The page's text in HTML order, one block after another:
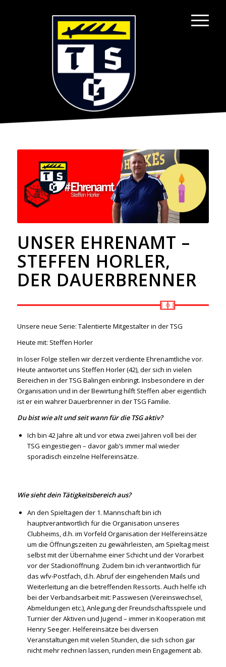
UNSER EHRENAMT –
STEFFEN HORLER,
DER DAUERBRENNER
Unsere neue Serie: Talentierte Mitgestalter in der TSG
Heute mit: Steffen Horler
In loser Folge stellen wir derzeit verdiente Ehrenamtliche vor.
Heute antwortet uns Steffen Horler (42), der sich in vielen
Bereichen in der TSG Balingen einbringt. Insbesondere in der
Organisation und in der Bewirtung hilft Steffen aber eigentlich
ist er ein wahrer Dauerbrenner in der TSG Familie.
Du bist wie alt und seit wann für die TSG aktiv?
Ich bin 42 Jahre alt und vor etwa zwei Jahren voll bei der
TSG eingestiegen – davor gab’s immer mal wieder
sporadisch einzelne Helfereinsätze.
Wie sieht dein Tätigkeitsbereich aus?
An den Spieltagen der 1. Mannschaft bin ich
hauptverantwortlich für die Organisation unseres
Clubheims, d.h. im Vorfeld Organisation der Helfereinsätze
um die Öffnungszeiten zu gewährleisten, am Spieltag meist
selbst mit der Übernahme einer Schicht und der Vorarbeit
vor der Stadionöffnung. Zudem bin ich verantwortlich für
das wfv-Postfach, d.h. Abruf der eingehenden Mails und
Weiterleitung an die betreffenden Ressorts. Auch helfe ich
bei der Verbandsarbeit mit: Passwesen (Vereinswechsel,
Abmeldungen etc.), Anlegung der Freundschaftsspiele und
Turnier der Aktiven und Jugend – immer in Kooperation mit
Henry Seeger. Helfereinsätze bei diversen
Veranstaltungen mit vielen Stunden, die sich schon gar
nicht mehr rechnen lassen, runden mein Engagement ab.